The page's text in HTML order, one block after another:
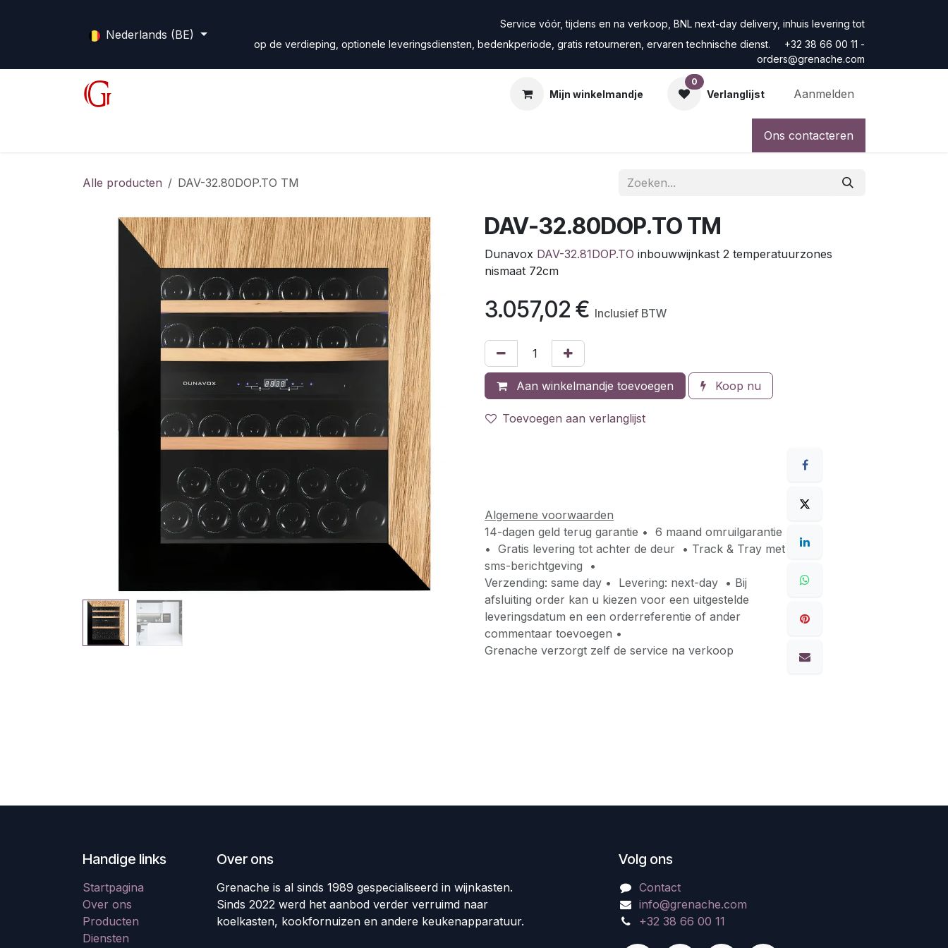
Nederlands (BE)
Service vóór, tijdens en na verkoop, BNL next-day delivery, inhuis levering tot
op de verdieping, optionele leveringsdiensten, bedenkperiode, gratis retourneren, ervaren technische dienst. +32 38 66 00 11 -
orders@grenache.com
Mijn winkelmandje
0
Verlanglijst Aanmelden
Ons contacteren
Alle producten DAV-32.80DOP.TO TM
DAV-32.80DOP.TO TM
Dunavox DAV-32.81DOP.TO inbouwwijnkast 2 temperatuurzones
nismaat 72cm
3.057,02 € Inclusief BTW
Aan winkelmandje toevoegen Koop nu
Toevoegen aan verlanglijst
Algemene voorwaarden
14-dagen geld terug garantie • 6 maand omruilgarantie
• Gratis levering tot achter de deur • Track & Tray met
sms-berichtgeving •
Verzending: same day • Levering: next-day • Bij
afsluiting order kan u kiezen voor een uitgestelde
leveringsdatum en een orderreferentie of ander
commentaar toevoegen •
Grenache verzorgt zelf de service na verkoop
Handige links
Startpagina
Over ons
Producten
Diensten
Over ons
Grenache is al sinds 1989 gespecialiseerd in wijnkasten.
Sinds 2022 werd het aanbod verder verruimd naar
koelkasten, kookfornuizen en andere keukenapparatuur.
Volg ons
Contact
info@grenache.com
+32 38 66 00 11